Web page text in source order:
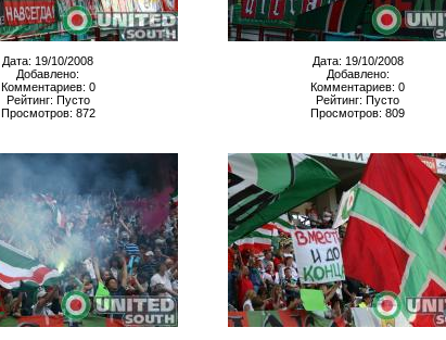
Дата: 19/10/2008
Добавлено:
Комментариев: 0
Рейтинг: Пусто
Просмотров: 872
Дата: 19/10/2008
Добавлено:
Комментариев: 0
Рейтинг: Пусто
Просмотров: 809